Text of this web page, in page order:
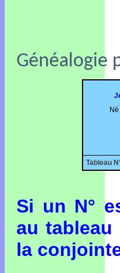
Généalogie
Tableau
Si un N°
au
la